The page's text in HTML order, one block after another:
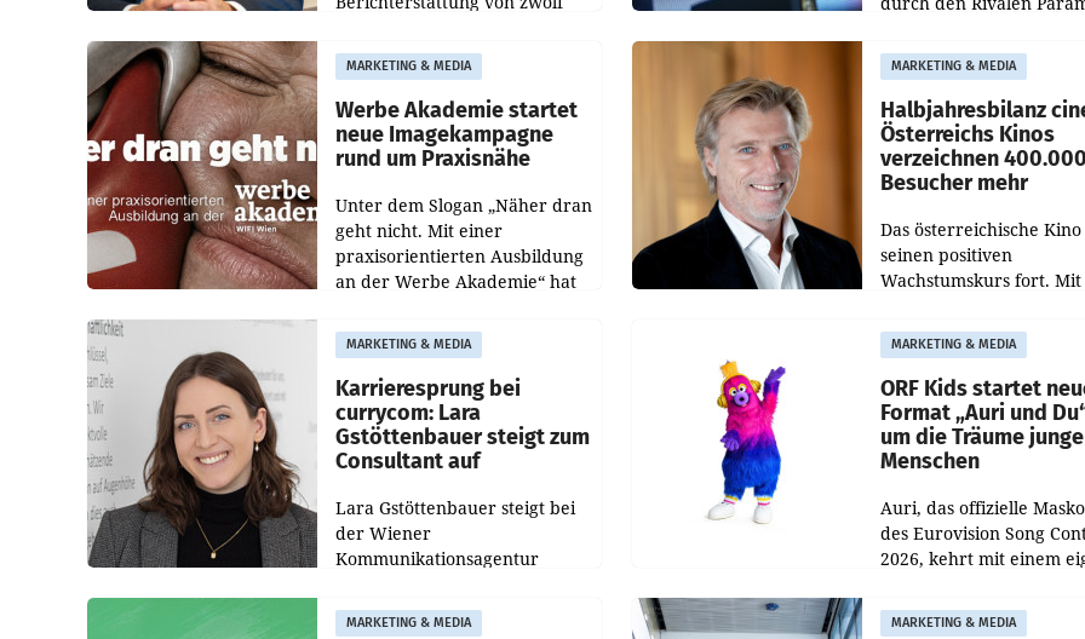
Tageszeitungen und analysiert,
welche Politikerinnen und
Politiker Österreichs die
Schwebe bleiben. Eine
Richterin setzte den
MARKETING & MEDIA
Werbe Akademie startet
neue Imagekampagne
rund um Praxisnähe
Unter dem Slogan „Näher dran
geht nicht. Mit einer
praxisorientierten Ausbildung
an der Werbe Akademie“ hat
WIFI Wien eine neue
Imagekampagne gestartet.
MARKETING & MEDIA
Halbjahresbilanz
Österreichs Kinos
verzeichnen
Besucher mehr
Das österreichische Kino
seinen positiven
Wachstumskurs fort.
und Besucher höheren
Nettoreichweite im
Halbjahr 2026
MARKETING & MEDIA
Karrieresprung bei
currycom: Lara
Gstöttenbauer steigt zum
Consultant auf
Lara Gstöttenbauer steigt bei
der Wiener
Kommunikationsagentur
partners zum Consultant auf.
MARKETING & MEDIA
ORF Kids startet
Format „Auri und
um die Träume
Menschen
Auri, das offizielle
des Eurovision Song
2026, kehrt mit einem
zurück. In der neuen
MARKETING & MEDIA MARKETING & MEDIA